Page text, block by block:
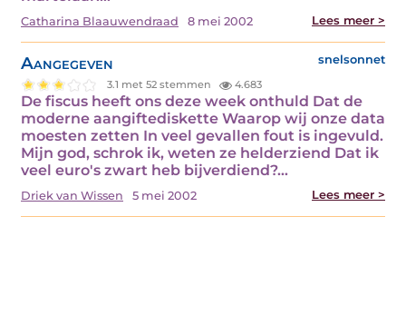
Catharina Blaauwendraad 8 mei 2002 Lees meer >
Aangegeven snelsonnet
3.1 met 52 stemmen 4.683
De fiscus heeft ons deze week onthuld Dat de
moderne aangiftediskette Waarop wij onze data
moesten zetten In veel gevallen fout is ingevuld.
Mijn god, schrok ik, weten ze helderziend Dat ik
veel euro's zwart heb bijverdiend?…
Driek van Wissen 5 mei 2002 Lees meer >